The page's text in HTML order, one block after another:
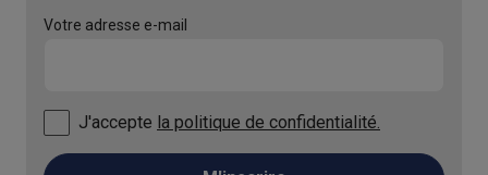
Votre adresse e-mail
J'accepte la politique de confidentialité.